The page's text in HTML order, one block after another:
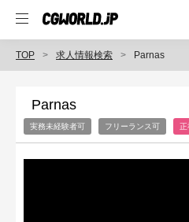
TOP 求人情報検索 Parnas
Parnas
実務未経験者可 フリーランス可 正